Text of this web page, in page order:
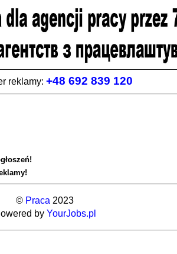
reklamy: +48 692 839 120
© Praca 2023
by YourJobs.pl